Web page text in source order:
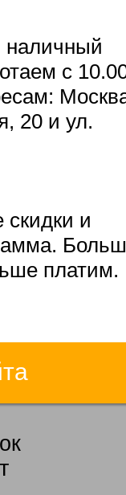
наличный
с
20 и ул.
и
платим.